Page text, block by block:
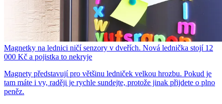
Magnetky na lednici ničí senzory v dveřích. Nová lednička stojí 12
000 Kč a pojistka to nekryje
Magnety představují pro většinu ledniček velkou hrozbu. Pokud je
tam máte i vy, raději je rychle sundejte, protože jinak přijdete o plno
peněz.